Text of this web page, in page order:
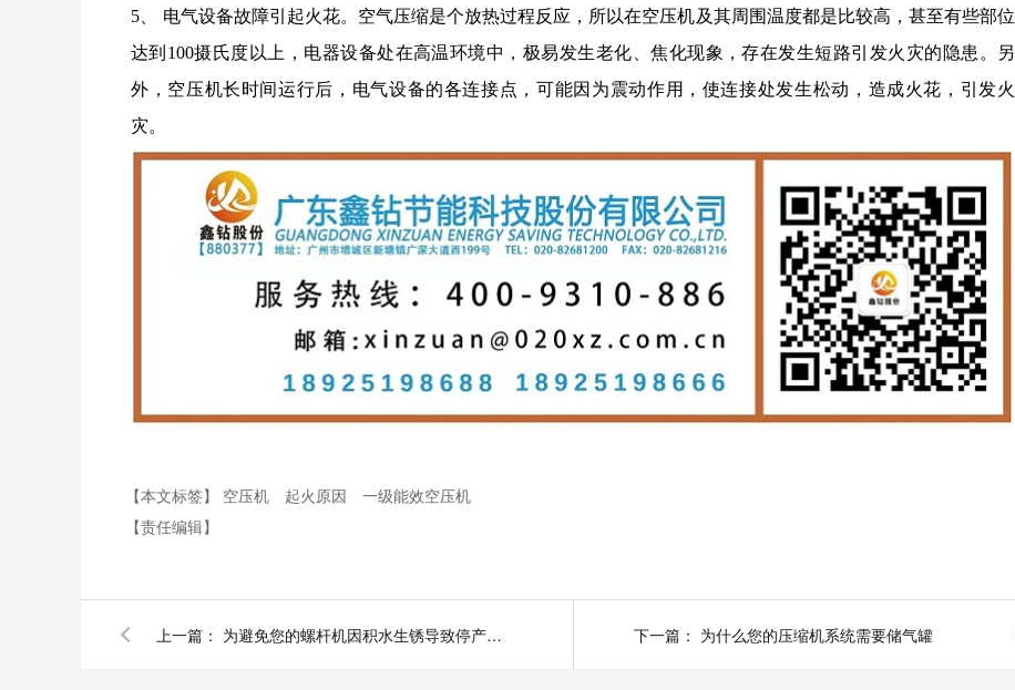
5
电气设备故障引起火花。空气压缩是个放热过程反应，所以在空压机及其周围温度都是比较高，甚至有些部位
达到100摄氏度以上，电器设备处在高温环境中，极易发生老化、焦化现象，存在发生短路引发火灾的隐患。另
外，空压机长时间运行后，电气设备的各连接点，可能因为震动作用，使连接处发生松动，造成火花，引发火
灾。
【本文标签】 空压机 起火原因
一级能效空压机
【责任编辑】
上一篇： 为避免您的螺杆机因积水生锈导致停产损失，请注意以下使用事项 下一篇： 为什么您的压缩机系统需要储气罐